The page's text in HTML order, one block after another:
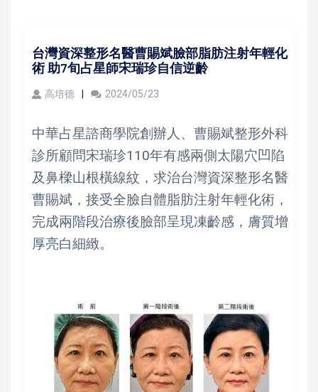
台灣資深整形名醫曹賜斌臉部脂肪注射年輕化
術 助7旬占星師宋瑞珍自信逆齡
高培德 2024/05/23
中華占星諮商學院創辦人、曹賜斌整形外科
診所顧問宋瑞珍110年有感兩側太陽穴凹陷
及鼻樑山根橫線紋，求治台灣資深整形名醫
曹賜斌，接受全臉自體脂肪注射年輕化術，
完成兩階段治療後臉部呈現凍齡感，膚質增
厚亮白細緻。